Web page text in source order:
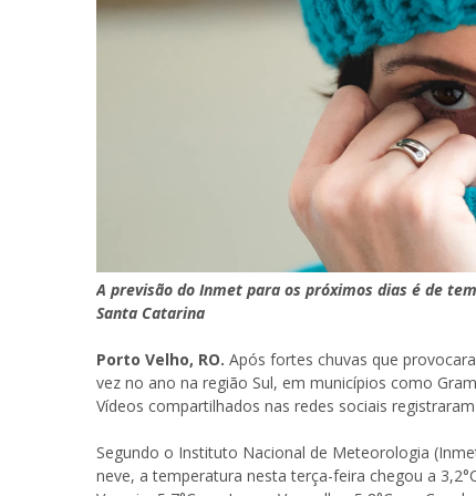
A previsão do Inmet para os próximos dias é de
Santa Catarina
Porto Velho, RO. Após fortes chuvas que
vez no ano na região Sul, em municípios como
Vídeos compartilhados nas redes sociais
Segundo o Instituto Nacional de Meteorologia
neve, a temperatura nesta terça-feira chegou a